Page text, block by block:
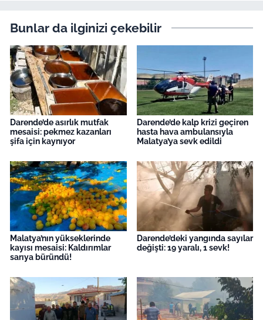
Bunlar da ilginizi çekebilir
Darende’de asırlık mutfak
mesaisi: pekmez kazanları
şifa için kaynıyor
Darende’de kalp krizi geçiren
hasta hava ambulansıyla
Malatya’ya sevk edildi
Malatya’nın yükseklerinde
kayısı mesaisi: Kaldırımlar
sarıya büründü!
Darende’deki yangında sayılar
değişti: 19 yaralı, 1 sevk!